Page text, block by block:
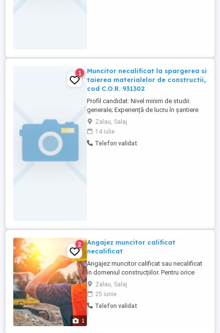
1
Muncitor necalificat la spargerea si
taierea materialelor de constructii,
cod C.O.R. 931302
Profil candidat: Nivel minim de studii:
generale; Experiență de lucru în şantiere
constituie avantaj; Disponibilitate pentru
deplasări. Beneficii: Oferim pachet salarial
motivant format din: salariu fix, sporuri
acordate lunar la salariu pentru munca în
Zalau, Salaj
14 iulie
Telefon validat
1
2
Angajez muncitor calificat
necalificat
Angajez muncitor calificat sau necalificat
în domeniul construcțiilor. Pentru orice
detalii, vă rog sa ma contactați!
Zalau, Salaj
25 iunie
Telefon validat